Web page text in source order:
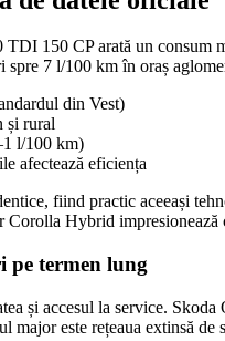
150 CP arată un
spre 7 l/100 km în oraș
din Vest)
și rural
l/100 km)
afectează eficiența
fiind practic aceeași
Hybrid
pe termen lung
și accesul la service.
este rețeaua extinsă